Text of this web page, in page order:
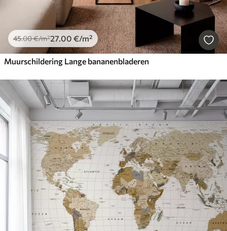
45.00€/m²27.00 €/m²
Muurschildering Lange bananenbladeren